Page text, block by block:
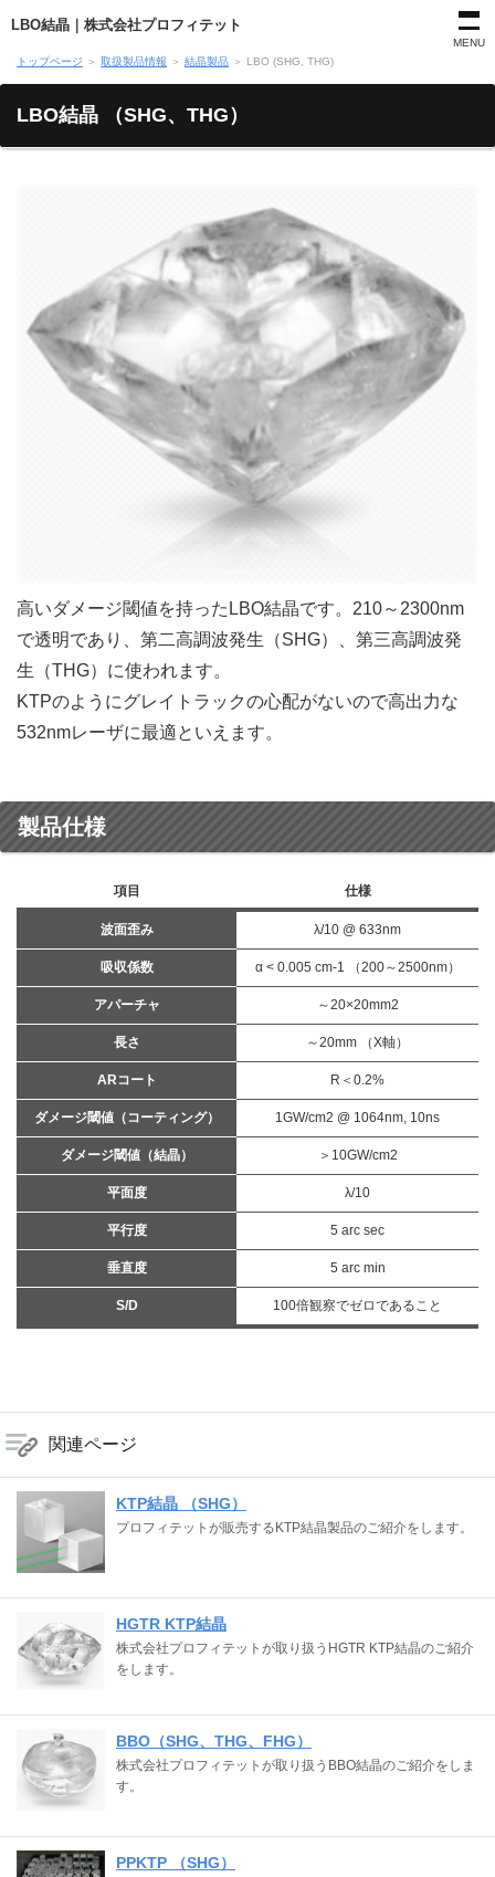
LBO結晶｜株式会社プロフィテット
MENU
トップページ ＞ 取扱製品情報 ＞ 結晶製品 ＞ LBO (SHG, THG)
LBO結晶 （SHG、THG）
高いダメージ閾値を持ったLBO結晶です。210～2300nm
で透明であり、第二高調波発生（SHG）、第三高調波発
生（THG）に使われます。
KTPのようにグレイトラックの心配がないので高出力な
532nmレーザに最適といえます。
製品仕様
項目 仕様
波面歪み λ/10 @ 633nm
吸収係数 α < 0.005 cm-1 （200～2500nm）
アパーチャ ～20×20mm2
長さ ～20mm （X軸）
ARコート R＜0.2%
ダメージ閾値（コーティング） 1GW/cm2 @ 1064nm, 10ns
ダメージ閾値（結晶） ＞10GW/cm2
平面度 λ/10
平行度 5 arc sec
垂直度 5 arc min
S/D 100倍観察でゼロであること
関連ページ
KTP結晶 （SHG）
プロフィテットが販売するKTP結晶製品のご紹介をします。
HGTR KTP結晶
株式会社プロフィテットが取り扱うHGTR KTP結晶のご紹介
をします。
BBO（SHG、THG、FHG）
株式会社プロフィテットが取り扱うBBO結晶のご紹介をしま
す。
PPKTP （SHG）